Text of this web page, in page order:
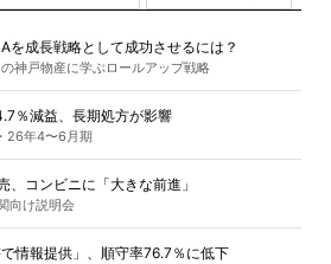
成長戦略として成功させるには？
神戸物産に学ぶロールアップ戦略
％減益、長期処方が影響
26年4〜6月期
、コンビニに「大きな前進」
向け説明会
情報提供」、順守率76.7％に低下